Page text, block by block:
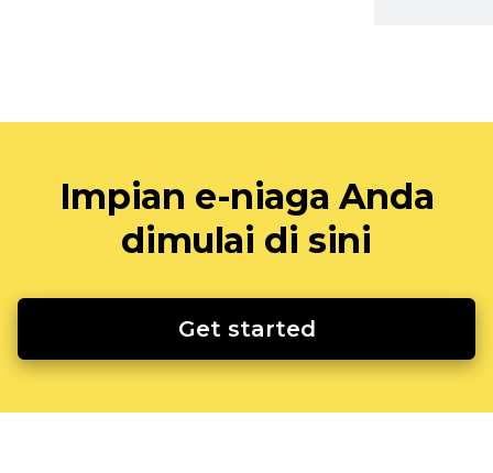
Impian e-niaga Anda
dimulai di sini
Get started